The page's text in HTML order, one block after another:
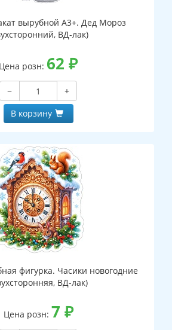
вырубной А3+. Дед Мороз
ВД-лак)
Цена розн: 62 ₽
−
+
В корзину
фигурка. Часики новогодние
ВД-лак)
Цена розн: 7 ₽